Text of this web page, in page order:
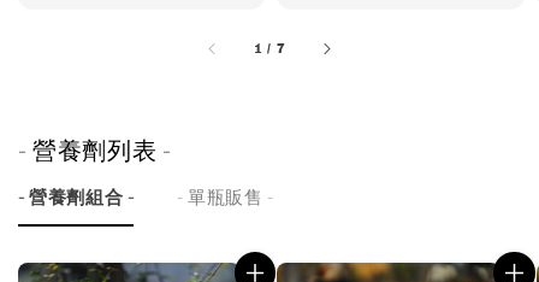
1 / 7
- 營養劑列表 -
- 營養劑組合 - - 單瓶販售 -